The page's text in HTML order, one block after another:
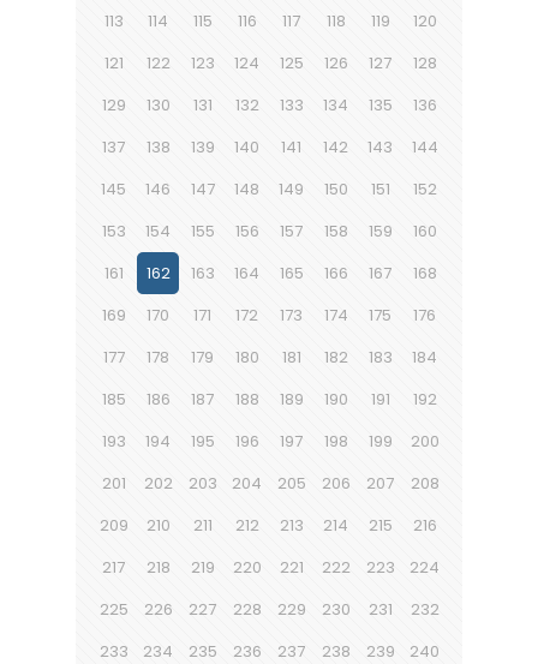
113 114 115 116 117 118 119
120
121
122 123 124 125 126 127
128
129
130 131 132 133 134 135
136
137
138 139 140 141 142 143
144
145
146 147 148 149 150 151
152
153
154 155 156 157 158 159
160
161
162 163 164 165 166 167
168
169
170 171 172 173 174 175
176
177
178 179 180 181 182 183
184
185
186 187 188 189 190 191
192
193
194 195 196 197 198 199
200
201
202 203 204 205 206 207
208
209
210 211 212 213 214 215
216
217
218 219 220 221 222 223
224
225
226 227 228 229 230 231
232
233
234 235 236 237 238 239
240